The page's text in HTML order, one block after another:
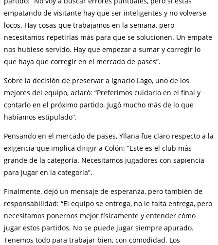
empatando de visitante hay que ser inteligentes y no volverse
locos. Hay cosas que trabajamos en la semana, pero
necesitamos repetirlas más para que se solucionen. Un empate
nos hubiese servido. Hay que empezar a sumar y corregir lo
que haya que corregir en el mercado de pases”.
Sobre la decisión de preservar a Ignacio Lago, uno de los
mejores del equipo, aclaró: “Preferimos cuidarlo en el final y
contarlo en el próximo partido. Jugó mucho más de lo que
habíamos estipulado”.
Pensando en el mercado de pases, Yllana fue claro respecto a la
exigencia que implica dirigir a Colón: “Este es el club más
grande de la categoría. Necesitamos jugadores con sapiencia
para jugar en la categoría”.
Finalmente, dejó un mensaje de esperanza, pero también de
responsabilidad: “El equipo se entrega, no le falta entrega, pero
necesitamos ponernos mejor físicamente y entender cómo
jugar estos partidos. No se puede jugar siempre apurado.
Tenemos todo para trabajar bien, con comodidad. Los